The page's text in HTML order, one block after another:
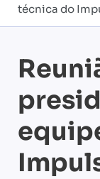
técnica do